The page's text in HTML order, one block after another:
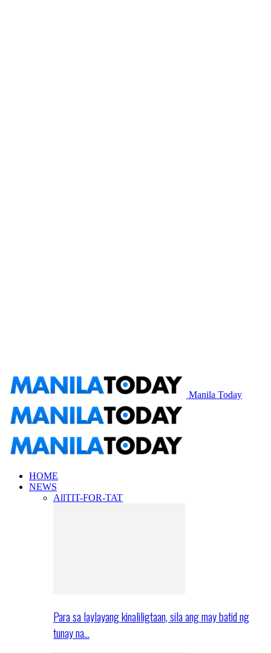
Manila Today
HOME
NEWS
AllTIT-FOR-TAT
Para sa laylayang kinaliligtaan, sila ang may batid ng
tunay na…